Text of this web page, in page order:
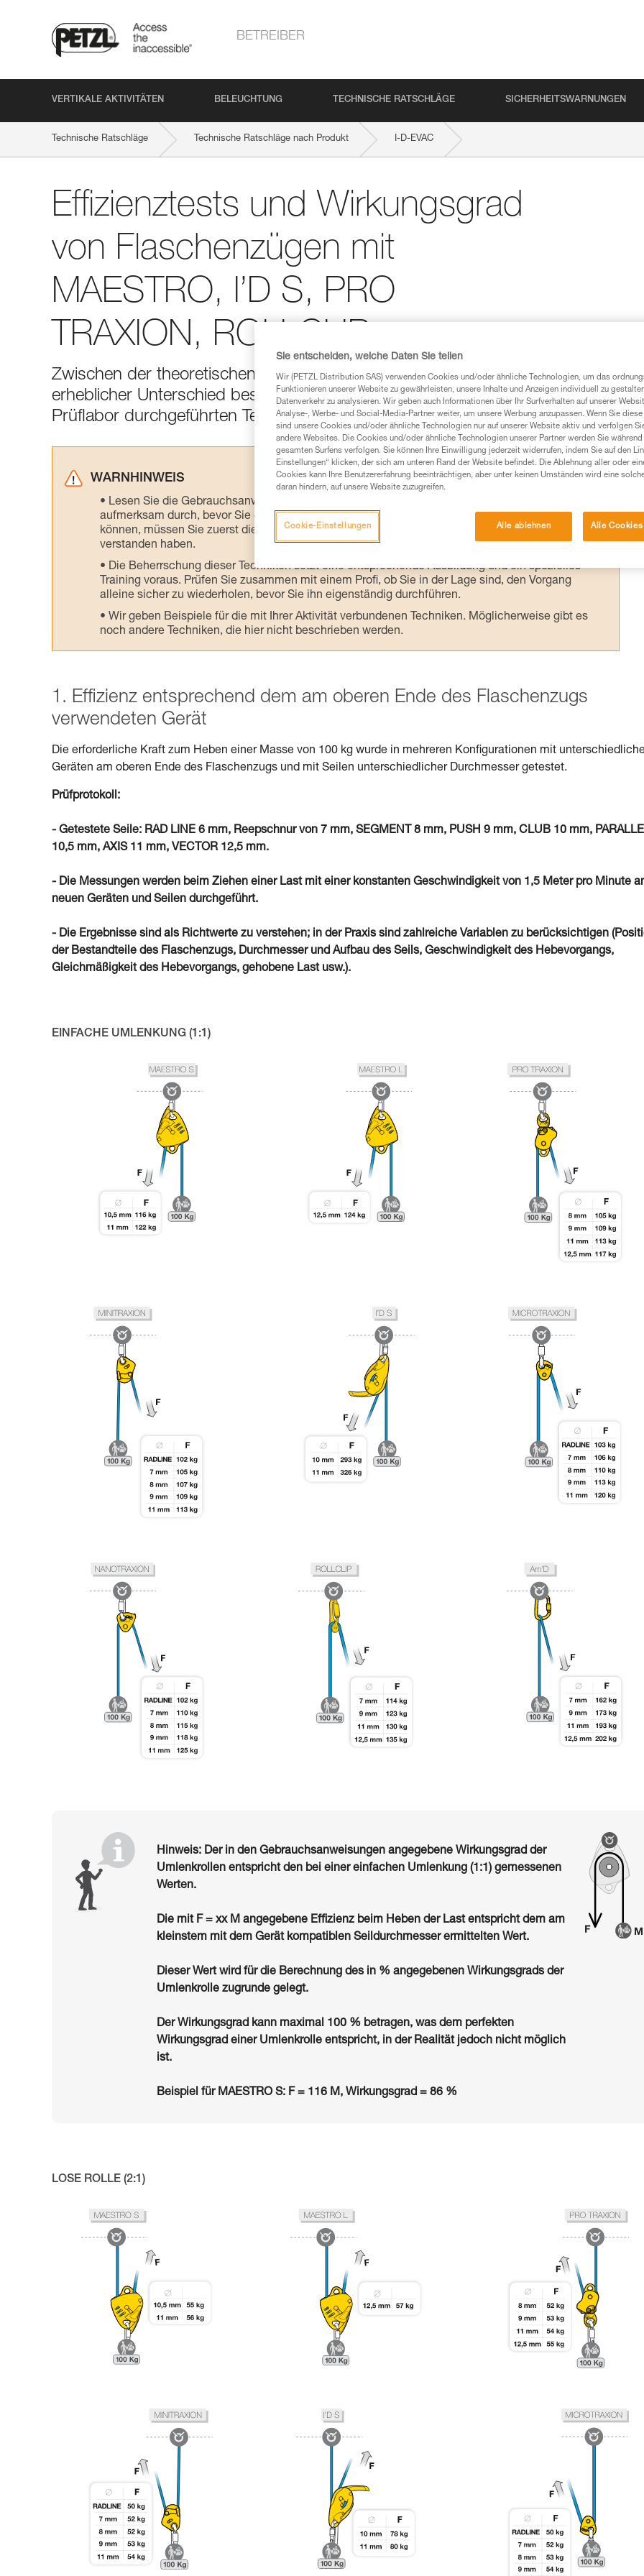
BETREIBER
VERTIKALE AKTIVITÄTEN BELEUCHTUNG TECHNISCHE RATSCHLÄGE SICHERHEITSWARNUNGEN
Technische Ratschläge Technische Ratschläge nach Produkt I-D-EVAC
Effizienztests und Wirkungsgrad
von Flaschenzügen mit
MAESTRO, I’D S, PRO
TRAXION, ROLLCLIP usw.
Zwischen der theoretischen Effizienz eines Flaschenzugs und der Realität kann
erheblicher Unterschied bestehen. Hier sind die Ergebnisse der von Petzl im
Prüflabor durchgeführten Tests.
WARNHINWEIS
Lesen Sie die Gebrauchsanweisungen der Produkte, um die es in diesem Tech Tipp geht,
aufmerksam durch, bevor Sie diesen zu Rate ziehen. Um diese Zusatzinformationen verstehen zu
können, müssen Sie zuerst die in der Gebrauchsanweisung enthaltenen Informationen richtig
verstanden haben.
Die Beherrschung dieser Techniken setzt eine entsprechende Ausbildung und ein spezielles
Training voraus. Prüfen Sie zusammen mit einem Profi, ob Sie in der Lage sind, den Vorgang
alleine sicher zu wiederholen, bevor Sie ihn eigenständig durchführen.
Wir geben Beispiele für die mit Ihrer Aktivität verbundenen Techniken. Möglicherweise gibt es
noch andere Techniken, die hier nicht beschrieben werden.
1. Effizienz entsprechend dem am oberen Ende des Flaschenzugs
verwendeten Gerät
Die erforderliche Kraft zum Heben einer Masse von 100 kg wurde in mehreren Konfigurationen mit
Geräten am oberen Ende des Flaschenzugs und mit Seilen unterschiedlicher Durchmesser getestet.
Prüfprotokoll:
- Getestete Seile: RAD LINE 6 mm, Reepschnur von 7 mm, SEGMENT 8 mm, PUSH 9 mm, CLUB 10 mm,
10,5 mm, AXIS 11 mm, VECTOR 12,5 mm.
- Die Messungen werden beim Ziehen einer Last mit einer konstanten Geschwindigkeit von 1,5 Meter pro Minute
neuen Geräten und Seilen durchgeführt.
- Die Ergebnisse sind als Richtwerte zu verstehen; in der Praxis sind zahlreiche Variablen zu berücksichtigen
der Bestandteile des Flaschenzugs, Durchmesser und Aufbau des Seils, Geschwindigkeit des Hebevorgangs,
Gleichmäßigkeit des Hebevorgangs, gehobene Last usw.).
EINFACHE UMLENKUNG (1:1)
Hinweis: Der in den Gebrauchsanweisungen angegebene Wirkungsgrad der
Umlenkrollen entspricht den bei einer einfachen Umlenkung (1:1) gemessenen
Werten.
Die mit F = xx M angegebene Effizienz beim Heben der Last entspricht dem am
kleinstem mit dem Gerät kompatiblen Seildurchmesser ermittelten Wert.
Dieser Wert wird für die Berechnung des in % angegebenen Wirkungsgrads der
Umlenkrolle zugrunde gelegt.
Der Wirkungsgrad kann maximal 100 % betragen, was dem perfekten
Wirkungsgrad einer Umlenkrolle entspricht, in der Realität jedoch nicht möglich
ist.
Beispiel für MAESTRO S: F = 116 M, Wirkungsgrad = 86 %
LOSE ROLLE (2:1)
Sie entscheiden, welche Daten Sie teilen
Wir (PETZL Distribution SAS) verwenden Cookies und/oder ähnliche Technologien, um das
Funktionieren unserer Website zu gewährleisten, unsere Inhalte und Anzeigen individuell zu
Datenverkehr zu analysieren. Wir geben auch Informationen über Ihr Surfverhalten auf unserer
Analyse-, Werbe- und Social-Media-Partner weiter, um unsere Werbung anzupassen. Wenn Sie
sind unsere Cookies und/oder ähnliche Technologien nur auf unserer Website aktiv und verfolgen
andere Websites. Die Cookies und/oder ähnliche Technologien unserer Partner werden Sie während
gesamten Surfens verfolgen. Sie können Ihre Einwilligung jederzeit widerrufen, indem Sie auf den
Einstellungen“ klicken, der sich am unteren Rand der Website befindet. Die Ablehnung aller oder
Cookies kann Ihre Benutzererfahrung beeinträchtigen, aber unter keinen Umständen wird eine
daran hindern, auf unsere Website zuzugreifen.
Alle ablehnen Alle Cookies
Cookie-Einstellungen